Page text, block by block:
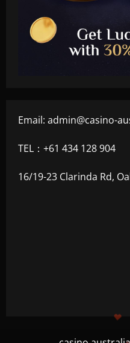
Email: admin@casino-
TEL：+61 434 128 904
16/19-23 Clarinda Rd,